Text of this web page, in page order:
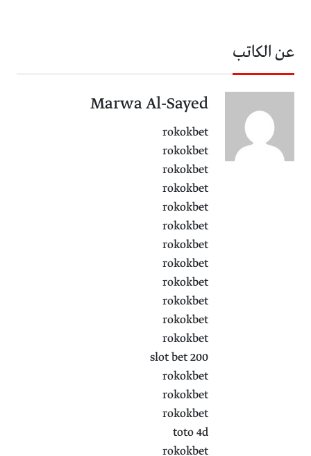
عن الكاتب
Marwa Al-Sayed
rokokbet
rokokbet
rokokbet
rokokbet
rokokbet
rokokbet
rokokbet
rokokbet
rokokbet
rokokbet
rokokbet
rokokbet
slot bet 200
rokokbet
rokokbet
rokokbet
toto 4d
rokokbet